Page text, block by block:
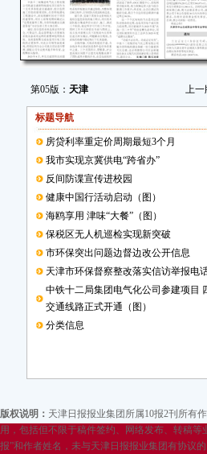
第05版： 天津 上一
标题导航
房贷利率重定价周期最短3个月
我市实现京冀供电“跨省办”
反间防谍宣传进校园
健康中国行活动启动（图）
海鸥享用 津味“大餐”（图）
保税区无人机巡检实现新突破
市环保突出问题边督边改公开信息
天津市环保督察整改落实信访举报电
中铁十二局集团电气化公司参建项目
交通线路正式开通（图）
分类信息
版权说明： 天津日报报业集团所属10报2刊所有
用，包括但不限于稿件签约、网络发布、转稿
报”和作者姓名，未与天津日报报业集团有协议